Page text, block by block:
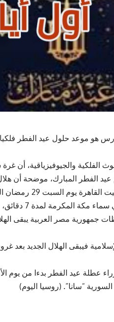
مصر وسوريا أن الأحد 30 مارس هو موعد حلول
وهو أول أيام عيد الفطر المبارك،
“سانا”. (روسيا اليوم)